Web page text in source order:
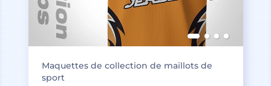
Maquettes de collection de maillots de
sport